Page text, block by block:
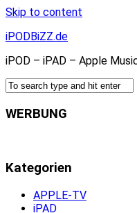
Skip to content
iPODBiZZ.de
iPOD – iPAD – Apple
WERBUNG
Kategorien
APPLE-TV
iPAD